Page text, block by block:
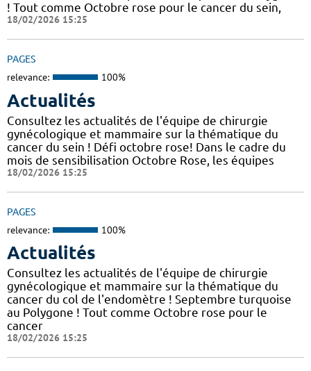
! Tout comme Octobre rose pour le cancer du sein,
18/02/2026 15:25
PAGES
relevance: 100%
Actualités
Consultez les actualités de l'équipe de chirurgie
gynécologique et mammaire sur la thématique du
cancer du sein ! Défi octobre rose! Dans le cadre du
mois de sensibilisation Octobre Rose, les équipes
18/02/2026 15:25
PAGES
relevance: 100%
Actualités
Consultez les actualités de l'équipe de chirurgie
gynécologique et mammaire sur la thématique du
cancer du col de l'endomètre ! Septembre turquoise
au Polygone ! Tout comme Octobre rose pour le
cancer
18/02/2026 15:25